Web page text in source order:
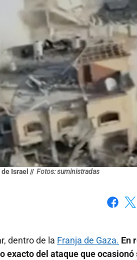
Israel // Fotos: suministradas
dentro de la Franja de Gaza. En
exacto del ataque que ocasionó